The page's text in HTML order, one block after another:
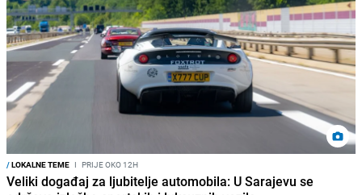
/LOKALNE TEME I PRIJE OKO 12H
Veliki događaj za ljubitelje automobila: U Sarajevu se